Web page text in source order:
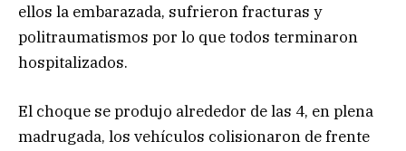
ellos la embarazada, sufrieron fracturas y
politraumatismos por lo que todos terminaron
hospitalizados.
El choque se produjo alrededor de las 4, en plena
madrugada, los vehículos colisionaron de frente